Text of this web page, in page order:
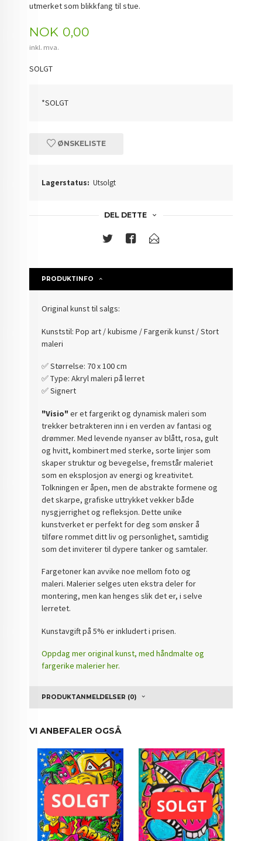
utmerket som blikkfang til stue.
Pris
NOK 0,00
inkl. mva.
SOLGT
*SOLGT
ØNSKELISTE
Lagerstatus: Utsolgt
DEL DETTE
PRODUKTINFO
Original kunst til salgs:
Kunststil: Pop art / kubisme / Fargerik kunst / Stort
maleri
✅️ Størrelse: 70 x 100 cm
✅️ Type: Akryl maleri på lerret
✅️ Signert
"Visio"er et fargerikt og dynamisk maleri som
trekker betrakteren inn i en verden av fantasi og
drømmer. Med levende nyanser av blått, rosa, gult
og hvitt, kombinert med sterke, sorte linjer som
skaper struktur og bevegelse, fremstår maleriet
som en eksplosjon av energi og kreativitet.
Tolkningen er åpen, men de abstrakte formene og
det skarpe, grafiske uttrykket vekker både
nysgjerrighet og refleksjon. Dette unike
kunstverket er perfekt for deg som ønsker å
tilføre rommet ditt liv og personlighet, samtidig
som det inviterer til dypere tanker og samtaler.
Fargetoner kan avvike noe mellom foto og
maleri. Malerier selges uten ekstra deler for
montering, men kan henges slik det er, i selve
lerretet.
Kunstavgift på 5% er inkludert i prisen.
Oppdag mer original kunst, med håndmalte og
fargerike malerier her.
PRODUKTANMELDELSER (0)
VI ANBEFALER OGSÅ